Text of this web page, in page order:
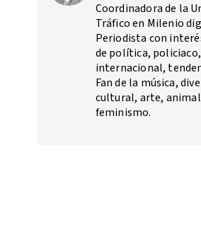
Coordinadora de la
Tráfico en Milenio
Periodista con
de política,
internacional,
Fan de la música,
cultural, arte,
feminismo.